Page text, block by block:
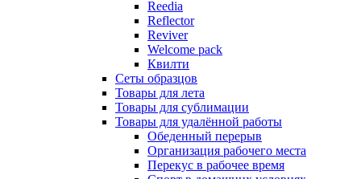
Reedia
Reflector
Reviver
Welcome pack
Квилти
Сеты образцов
Товары для лета
Товары для сублимации
Товары для удалённой работы
Обеденный перерыв
Организация рабочего места
Перекус в рабочее время